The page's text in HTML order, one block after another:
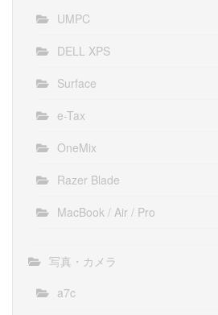
UMPC
DELL XPS
Surface
e-Tax
OneMix
Razer Blade
MacBook / Air / Pro
写真・カメラ
a7c